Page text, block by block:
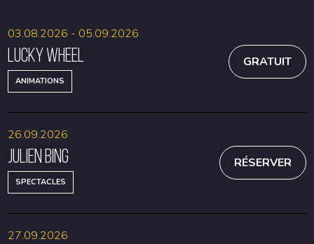
Lucky Wheel
ANIMATIONS
03.08.2026 - 05.09.2026
GRATUIT
Julien Bing
SPECTACLES
26.09.2026
RÉSERVER
27.09.2026